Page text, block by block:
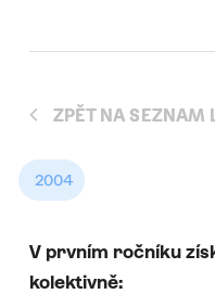
ZPĚT NA SEZNAM
2004
V prvním ročníku
kolektivně: